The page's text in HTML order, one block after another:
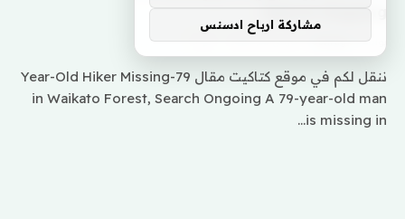
Search Ongoing
بواسطة eshrag مارس 28, 2024 0
ننقل لكم في موقع كتاكيت مقال 79-Year-Old Hiker Missing
in Waikato Forest, Search Ongoing A 79-year-old man
is missing in…
مشاركة ارباح ادسنس